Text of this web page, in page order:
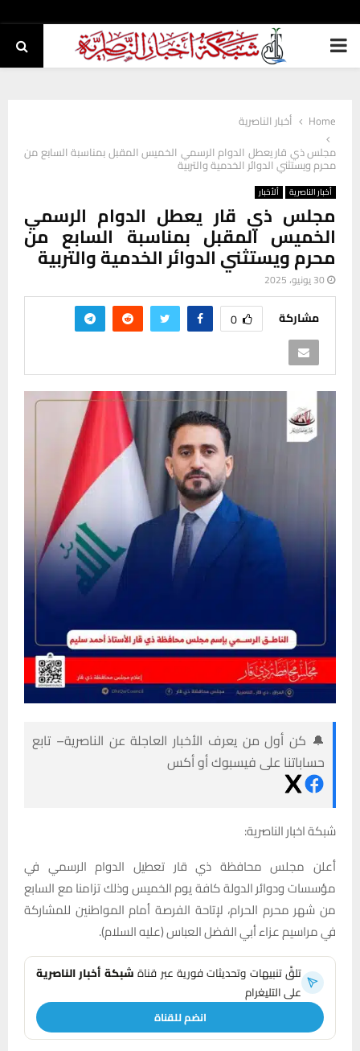
PRIMARY
Home
أخبار الناصرية
مجلس ذي قار يعطل الدوام الرسمي الخميس المقبل بمناسبة السابع من
محرم ويستثني الدوائر الخدمية والتربية
أخبار الناصرية ألأخبار
مجلس ذي قار يعطل الدوام الرسمي
الخميس المقبل بمناسبة السابع من
محرم ويستثني الدوائر الخدمية والتربية
30 يونيو، 2025
مشاركة 0
🔔 كن أول من يعرف الأخبار العاجلة عن الناصرية– تابع
حساباتنا على فيسبوك أو أكس
شبكة اخبار الناصرية:
أعلن مجلس محافظة ذي قار تعطيل الدوام الرسمي في
مؤسسات ودوائر الدولة كافة يوم الخميس وذلك تزامنا مع السابع
من شهر محرم الحرام، لإتاحة الفرصة أمام المواطنين للمشاركة
في مراسيم عزاء أبي الفضل العباس (عليه السلام).
تلقَّ تنبيهات وتحديثات فورية عبر قناةشبكة أخبار الناصرية
على التليغرام
انضم للقناة